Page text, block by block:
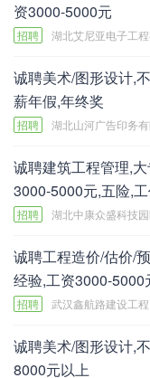
资3000-5000元
招聘 湖北艾尼亚电子工
诚聘美术/图形设计,
薪年假,年终奖
招聘 湖北山河广告印务
诚聘建筑工程管理,
3000-5000元,五险,
招聘 湖北中康众盛科技
诚聘工程造价/估价/
经验,工资3000-5000
招聘 武汉鑫航路建设工
诚聘美术/图形设计,
8000元以上